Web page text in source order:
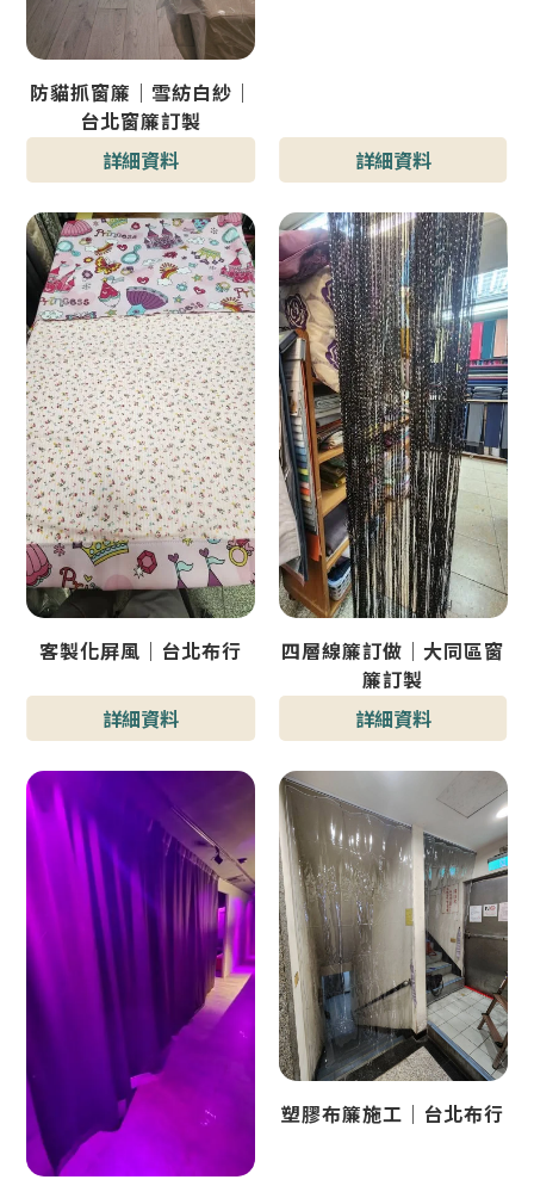
防貓抓窗簾｜雪紡白紗｜
台北窗簾訂製
詳細資料
詳細資料
客製化屏風｜台北布行
詳細資料
四層線簾訂做｜大同區窗
簾訂製
詳細資料
塑膠布簾施工｜台北布行